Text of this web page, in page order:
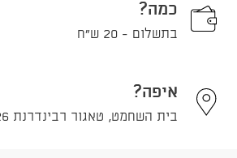
כמה?
בתשלום - 20 ש"ח
איפה?
בית השחמט, טאגור רבינדרנת 26, תל אביב - יפו